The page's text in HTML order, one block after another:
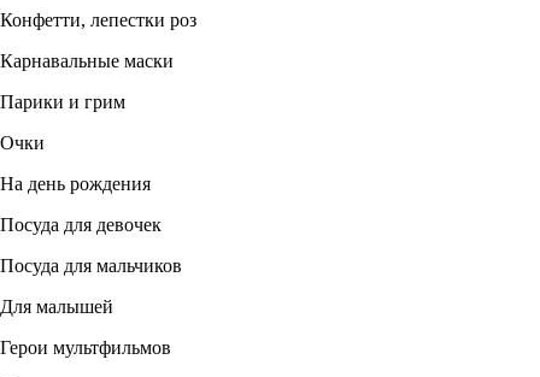
Конфетти, лепестки роз
Карнавальные маски
Парики и грим
Очки
На день рождения
Посуда для девочек
Посуда для мальчиков
Для малышей
Герои мультфильмов